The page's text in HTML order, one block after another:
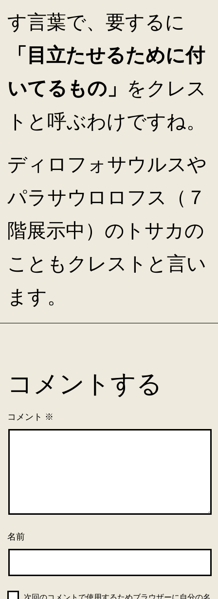
す言葉で、要するに
「目立たせるために付
いてるもの」 をクレス
トと呼ぶわけですね。
ディロフォサウルスや
パラサウロロフス（７
階展示中）のトサカの
こともクレストと言い
ます。
コメントする
コメント ※
名前
次回のコメントで使用するためブラウザーに自分の名